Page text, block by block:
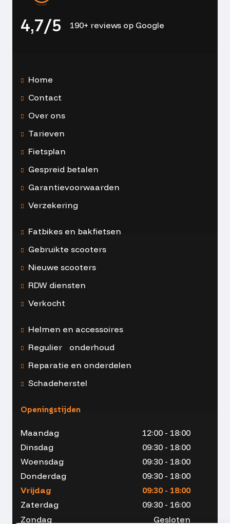
4,7/5 190+ reviews op Google
Home
Contact
Over ons
Tarieven
Fietsplan
Gespreid betalen
Garantievoorwaarden
Verzekering
Fatbikes en bakfietsen
Gebruikte scooters
Nieuwe scooters
RDW diensten
Verkocht
Helmen en accessoires
Regulier onderhoud
Reparatie en onderdelen
Schadeherstel
Openingstijden
Maandag
12:00 - 18:00
Dinsdag
09:30 - 18:00
Woensdag
09:30 - 18:00
Donderdag
09:30 - 18:00
Vrijdag
09:30 - 18:00
Zaterdag
09:30 - 16:00
Zondag
Gesloten